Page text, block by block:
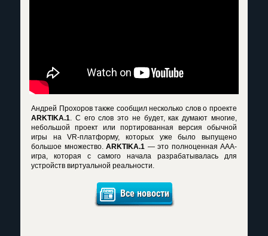
Андрей Прохоров также сообщил несколько слов о проекте
ARKTIKA.1. С его слов это не будет, как думают многие,
небольшой проект или портированная версия обычной
игры на VR-платформу, которых уже было выпущено
большое множество. ARKTIKA.1 — это полноценная AAA-
игра, которая с самого начала разрабатывалась для
устройств виртуальной реальности.
Все новости